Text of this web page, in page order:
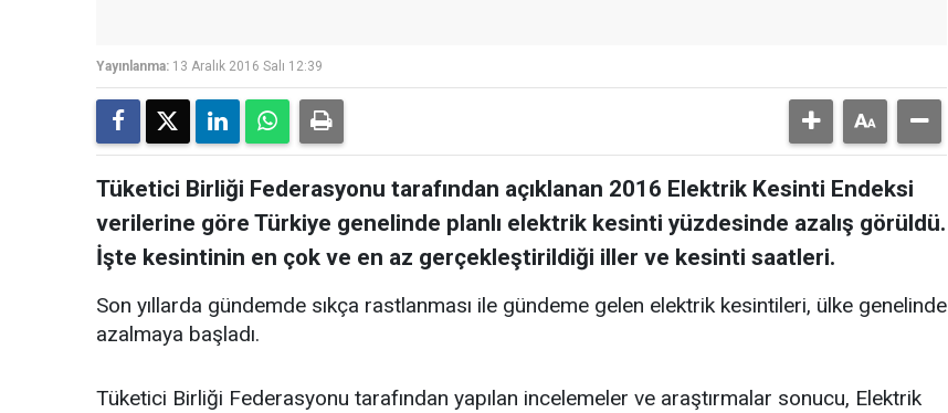
Yayınlanma: 13 Aralık 2016 Salı 12:39
Tüketici Birliği Federasyonu tarafından açıklanan 2016 Elektrik Kesinti Endeksi
verilerine göre Türkiye genelinde planlı elektrik kesinti yüzdesinde azalış görüldü.
İşte kesintinin en çok ve en az gerçekleştirildiği iller ve kesinti saatleri.
Son yıllarda gündemde sıkça rastlanması ile gündeme gelen elektrik kesintileri, ülke genelinde
azalmaya başladı.
Tüketici Birliği Federasyonu tarafından yapılan incelemeler ve araştırmalar sonucu, Elektrik